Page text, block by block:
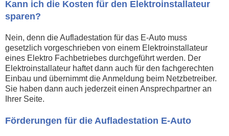
Kann ich die Kosten für den Elektroinstallateur
sparen?
Nein, denn die Aufladestation für das E-Auto muss
gesetzlich vorgeschrieben von einem Elektroinstallateur
eines Elektro Fachbetriebes durchgeführt werden. Der
Elektroinstallateur haftet dann auch für den fachgerechten
Einbau und übernimmt die Anmeldung beim Netzbetreiber.
Sie haben dann auch jederzeit einen Ansprechpartner an
Ihrer Seite.
Förderungen für die Aufladestation E-Auto